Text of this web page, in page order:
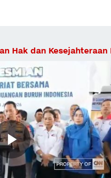
Hak dan Kesejahteraan